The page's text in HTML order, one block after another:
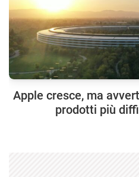
Apple cresce, ma
prodotti più